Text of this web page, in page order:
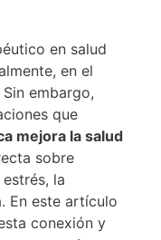
en salud
en el
embargo,
que
mejora la salud
sobre
la
En este artículo
conexión y